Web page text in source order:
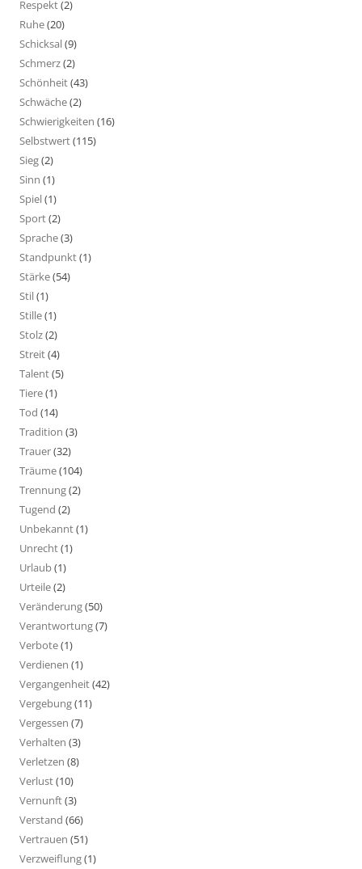
Respekt(2)
Ruhe(20)
Schicksal(9)
Schmerz(2)
Schönheit(43)
Schwäche(2)
Schwierigkeiten (16)
Selbstwert(115)
Sieg(2)
Sinn (1)
Spiel(1)
Sport(2)
Sprache(3)
Standpunkt(1)
Stärke(54)
Stil(1)
Stille(1)
Stolz(2)
Streit(4)
Talent(5)
Tiere(1)
Tod (14)
Tradition (3)
Trauer(32)
Träume(104)
Trennung(2)
Tugend (2)
Unbekannt(1)
Unrecht(1)
Urlaub(1)
Urteile(2)
Veränderung(50)
Verantwortung(7)
Verbote(1)
Verdienen (1)
Vergangenheit(42)
Vergebung(11)
Vergessen (7)
Verhalten (3)
Verletzen (8)
Verlust(10)
Vernunft(3)
Verstand (66)
Vertrauen (51)
Verzweiflung(1)